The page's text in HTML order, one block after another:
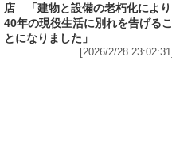
店 「建物と設備の老朽化により
40年の現役生活に別れを告げるこ
とになりました」
[2026/2/28 23:02:31]